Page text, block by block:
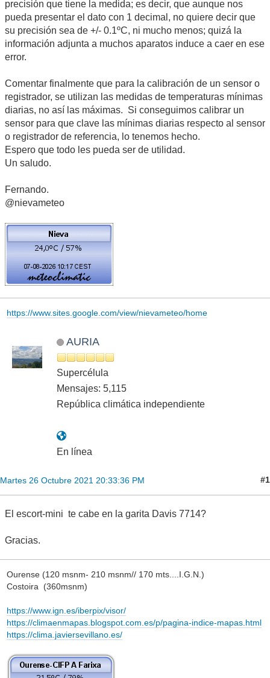
precisión que tiene la medida; es decir, que aunque nos
pueda presentar el dato con 1 decimal, no quiere decir que
su precisión sea de +/- 0.1ºC, ni mucho menos; quizá la
información adjunta a muchos aparatos induce a caer en ese
error.
Comentar finalmente que para la calibración de un sensor o
registrador, se utilizan las medidas de temperaturas mínimas
diarias, no así las máximas. Si conseguimos calibrar un
sensor para que clave las mínimas diarias respecto al sensor
o registrador de referencia, lo tenemos hecho.
Espero que todo les pueda ser de utilidad.
Un saludo.
Fernando.
@nievameteo
https://www.sites.google.com/view/nievameteo/home
AURIA
Supercélula
Mensajes: 5,115
República climática independiente
En línea
Martes 26 Octubre 2021 20:33:36 PM #1
El escort-mini te cabe en la garita Davis 7714?
Gracias.
Ourense (120 msnm- 210 msnm// 170 mts....I.G.N.)
Costoira (360msnm)
https://www.ign.es/iberpix/visor/
https://climaenmapas.blogspot.com.es/p/pagina-indice-mapas.html
https://clima.javiersevillano.es/